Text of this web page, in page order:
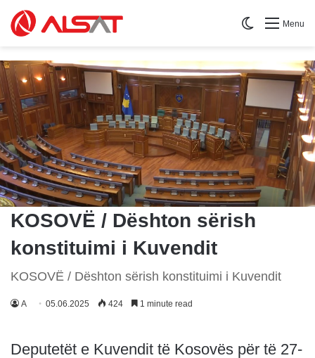
Menu
Switch skin
KOSOVË / Dështon sërish
konstituimi i Kuvendit
KOSOVË / Dështon sërish konstituimi i Kuvendit
A 05.06.2025 424 1 minute read
Deputetët e Kuvendit të Kosovës për të 27-